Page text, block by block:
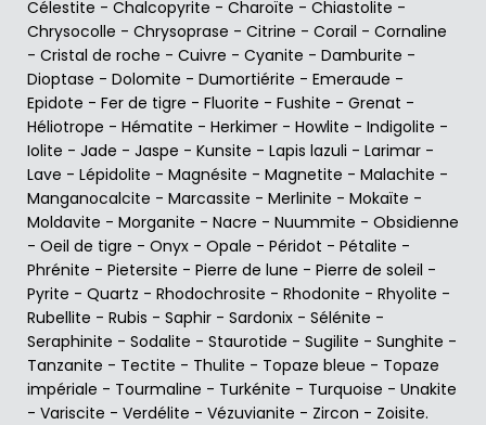
Célestite - Chalcopyrite - Charoïte - Chiastolite -
Chrysocolle - Chrysoprase - Citrine - Corail - Cornaline
- Cristal de roche - Cuivre - Cyanite - Damburite -
Dioptase - Dolomite - Dumortiérite - Emeraude -
Epidote - Fer de tigre - Fluorite - Fushite - Grenat -
Héliotrope - Hématite - Herkimer - Howlite - Indigolite -
Iolite - Jade - Jaspe - Kunsite - Lapis lazuli - Larimar -
Lave - Lépidolite - Magnésite - Magnetite - Malachite -
Manganocalcite - Marcassite - Merlinite - Mokaïte -
Moldavite - Morganite - Nacre - Nuummite - Obsidienne
- Oeil de tigre - Onyx - Opale - Péridot - Pétalite -
Phrénite - Pietersite - Pierre de lune - Pierre de soleil -
Pyrite - Quartz - Rhodochrosite - Rhodonite - Rhyolite -
Rubellite - Rubis - Saphir - Sardonix - Sélénite -
Seraphinite - Sodalite - Staurotide - Sugilite - Sunghite -
Tanzanite - Tectite - Thulite - Topaze bleue - Topaze
impériale - Tourmaline - Turkénite - Turquoise - Unakite
- Variscite - Verdélite - Vézuvianite - Zircon - Zoisite.